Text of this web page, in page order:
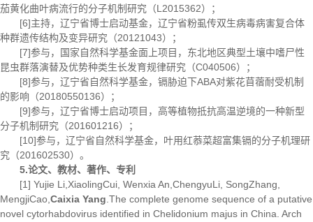
茄黄化曲叶病流行的分子机制研究（L2015362）；
[6]主持，辽宁省博士启动基金，辽宁省粉虱传双生病毒病害复合体
种群遗传结构及变异研究（20121043）；
[7]参与，国家自然科学基金面上项目，东北地区典型土壤中嗜尸性
昆虫群落演替及优势种类生长发育规律研究（C040506）；
[8]参与，辽宁省自然科学基金，镉胁迫下ABA对紫花苜蓿耐受机制
的影响（20180550136）；
[9]参与，辽宁省博士启动项目，高等植物抵抗高温逆境的一种新型
分子机制研究（201601216）；
[10]参与，辽宁省自然科学基金，叶用红菾菜超富集镉的分子机理研
究（201602530）。
5.论文、教材、著作、专利
[1] Yujie Li,XiaolingCui, Wenxia An,ChengyuLi, SongZhang,
MengjiCao, Caixia Yang .The complete genome sequence of a putative
novel cytorhabdovirus identified in Chelidonium majus in China. Arch